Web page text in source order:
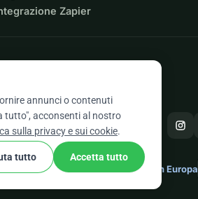
Zapier
Fatto in Europa
annunci o contenuti
tutto", acconsenti al nostro
sulla privacy e sui cookie.
tutto Accetta tutto